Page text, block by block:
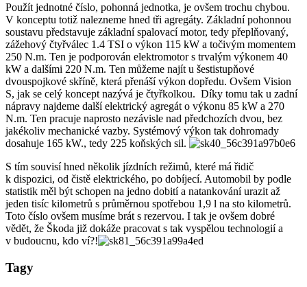
Použít jednotné číslo, pohonná jednotka, je ovšem trochu chybou.
V konceptu totiž nalezneme hned tři agregáty. Základní pohonnou
soustavu představuje základní spalovací motor, tedy přeplňovaný,
zážehový čtyřválec 1.4 TSI o výkon 115 kW a točivým momentem
250 N.m. Ten je podporován elektromotor s trvalým výkonem 40
kW a dalšími 220 N.m. Ten můžeme najít u šestistupňové
dvouspojkové skříně, která přenáší výkon dopředu. Ovšem Vision
S, jak se celý koncept nazývá je čtyřkolkou. Díky tomu tak u zadní
nápravy najdeme další elektrický agregát o výkonu 85 kW a 270
N.m. Ten pracuje naprosto nezávisle nad předchozích dvou, bez
jakékoliv mechanické vazby. Systémový výkon tak dohromady
dosahuje 165 kW., tedy 225 koňských sil.
S tím souvisí hned několik jízdních režimů, které má řidič
k dispozici, od čistě elektrického, po dobíjecí. Automobil by podle
statistik měl být schopen na jedno dobití a natankování urazit až
jeden tisíc kilometrů s průměrnou spotřebou 1,9 l na sto kilometrů.
Toto číslo ovšem musíme brát s rezervou. I tak je ovšem dobré
vědět, že Škoda již dokáže pracovat s tak vyspělou technologií a
v budoucnu, kdo ví?!
Tagy